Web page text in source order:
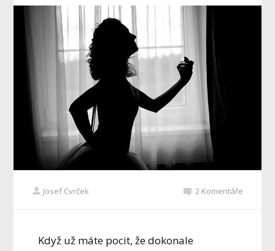
Josef Cvrček 2 Komentáře
Když už máte pocit, že dokonale